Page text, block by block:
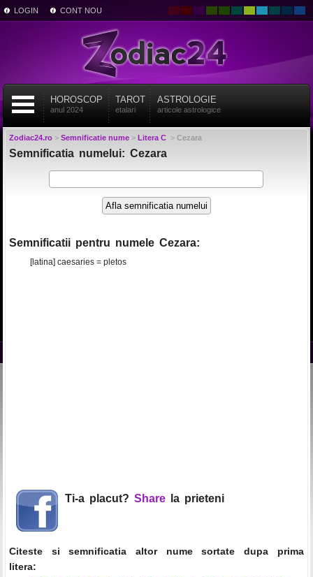
LOGIN CONT NOU
HOROSCOP
anul 2024
TAROT
etalari
ASTROLOGIE
articole astrologice
Zodiac24.ro> Semnificatie nume> Litera C> Cezara
Semnificatia numelui: Cezara
Semnificatii pentru numele Cezara:
[latina] caesaries = pletos
Ti-a placut? Share la prieteni
Citeste si semnificatia altor nume sortate dupa prima
litera: